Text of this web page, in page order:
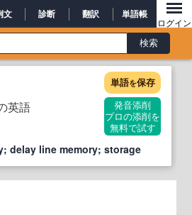
文 診断 翻訳 単語帳
ログイン
英語
単語を保存
発音添削
プロの添削を
無料で試す
delay line memory; storage